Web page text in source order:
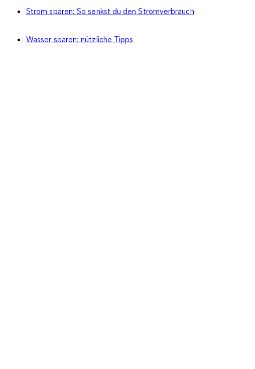
Strom sparen: So senkst du den Stromverbrauch
Wasser sparen: nützliche Tipps